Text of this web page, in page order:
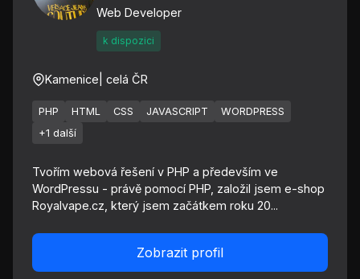
Web Developer
k dispozici
Kamenice | celá ČR
PHP HTML CSS JAVASCRIPT
WORDPRESS
+1 další
Tvořím webová řešení v PHP a především ve
WordPressu - právě pomocí PHP, založil jsem e-shop
Royalvape.cz, který jsem začátkem roku 20...
Zobrazit profil